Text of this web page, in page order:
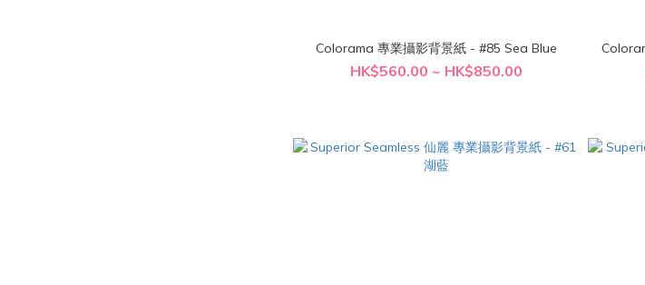
Colorama 專業攝影背景紙 - #85 Sea Blue
HK$560.00 ~ HK$850.00